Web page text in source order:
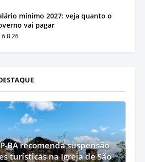
mínimo 2027: veja quanto o
vai pagar
6.8.26
BA recomenda suspensão
turísticas na Igreja de São